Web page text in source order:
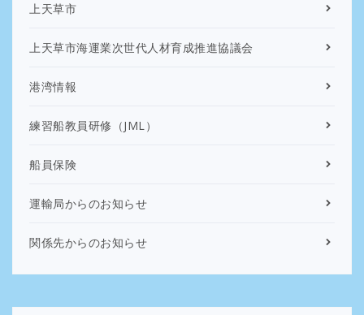
上天草市
上天草市海運業次世代人材育成推進協議会
港湾情報
練習船教員研修（JML）
船員保険
運輸局からのお知らせ
関係先からのお知らせ